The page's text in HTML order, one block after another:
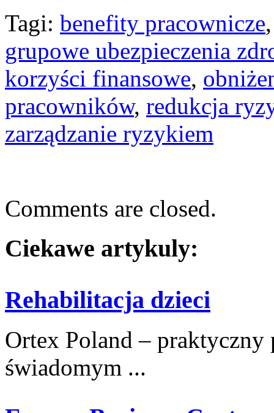
Tagi: benefity pracownicze
grupowe ubezpieczenia
korzyści finansowe,
pracowników, redukcja
zarządzanie ryzykiem
Comments are closed.
Ciekawe artykuly:
Rehabilitacja dzieci
Ortex Poland –
świadomym ...